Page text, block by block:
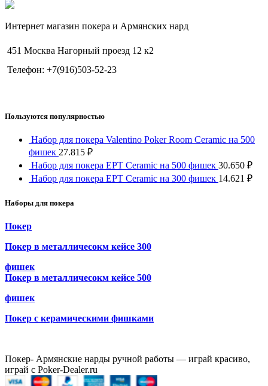
Интернет магазин покера и Армянских нард
451 Москва Нагорный проезд 12 к2
Телефон: +7(916)503-52-23
Пользуются популярностью
Набор для покера Valentino Poker Room Ceramic на 500
фишек 27.815 ₽
Набор для покера EPT Ceramic на 500 фишек 30.650 ₽
Набор для покера EPT Ceramic на 300 фишек 14.621 ₽
Наборы для покера
Покер
Покер в металличесокм кейсе 300
фишек
Покер в металличесокм кейсе 500
фишек
Покер с керамическими фишками
Покер- Армянские нарды ручной работы — играй красиво,
играй с Poker-Dealer.ru